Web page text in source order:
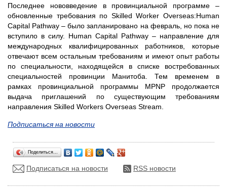
Последнее нововведение в провинциальной программе –
обновленные требования по Skilled Worker Overseas:Human
Capital Pathway – было запланировано на февраль, но пока не
вступило в силу. Human Capital Pathway – направление для
международных квалифицированных работников, которые
отвечают всем остальным требованиям и имеют опыт работы
по специальности, находящейся в списке востребованных
специальностей провинции Манитоба. Тем временем в
рамках провинциальной программы MPNP продолжается
выдача приглашений по существующим требованиям
направления Skilled Workers Overseas Stream.
Подписаться на новости
Поделиться…
Подписаться на новости RSS новости